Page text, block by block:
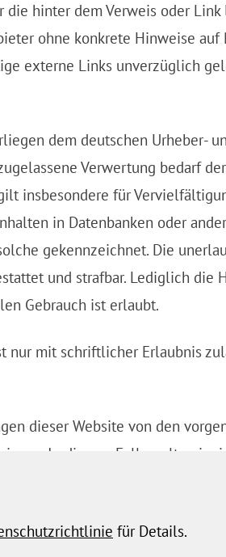
hinter dem Verweis oder
ohne konkrete Hinweise auf
externe Links unverzüglich
dem deutschen Urheber-
Verwertung bedarf
insbesondere für
in Datenbanken oder
gekennzeichnet. Die
und strafbar. Lediglich die
Gebrauch ist erlaubt.
nur mit schriftlicher Erlaubnis
dieser Website von den
In diesem Falle gelten im
für Details.